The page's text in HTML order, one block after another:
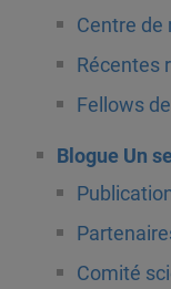
Centre de
Récentes
Fellows de
Blogue Un
Comité